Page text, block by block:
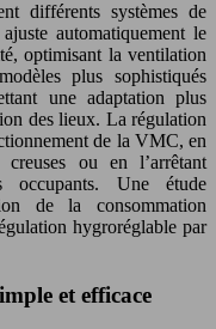
différents systèmes de
automatiquement le
optimisant la ventilation
plus sophistiqués
une adaptation plus
des lieux. La régulation
de la VMC, en
ou en l’arrêtant
occupants. Une étude
de la consommation
hygroréglable par
et efficace